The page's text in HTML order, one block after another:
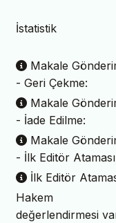
İstatistik
Makale
- Geri Çekme:
Makale
- İade Edilme:
Makale
- İlk Editör
İlk Editör
Hakem
değerlendirmesi